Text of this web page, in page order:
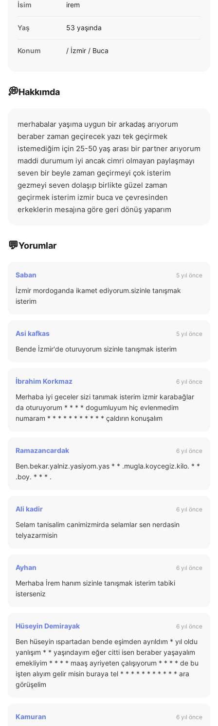
İsim irem
Yaş 53 yaşında
Konum / İzmir / Buca
💭Hakkımda
merhabalar yaşıma uygun bir arkadaş arıyorum
beraber zaman geçirecek yazı tek geçirmek
istemediğim için 25-50 yaş arası bir partner arıyorum
maddi durumum iyi ancak cimri olmayan paylaşmayı
seven bir beyle zaman geçirmeyi çok isterim
gezmeyi seven dolaşıp birlikte güzel zaman
geçirmek isterim izmir buca ve çevresinden
erkeklerin mesajına göre geri dönüş yaparım
💬Yorumlar
Saban 5 yıl önce
İzmir mordoganda ikamet ediyorum.sizinle tanışmak
isterim
Asi kafkas 5 yıl önce
Bende İzmir'de oturuyorum sizinle tanışmak isterim
İbrahim Korkmaz 6 yıl önce
Merhaba iyi geceler sizi tanımak isterim izmir karabağlar
da oturuyorum * * * * dogumluyum hiç evlenmedim
numaram * * * * * * * * * * * çaldırın konuşalım
Ramazancardak 6 yıl önce
Ben.bekar.yalniz.yasiyom.yas * * .mugla.koycegiz.kilo. * *
.boy. * * * .
Ali kadir 6 yıl önce
Selam tanisalim canimizmirda selamlar sen nerdasin
telyazarmisin
Ayhan 6 yıl önce
Merhaba İrem hanım sizinle tanışmak isterim tabiki
isterseniz
Hüseyin Demirayak 6 yıl önce
Ben hüseyin ıspartadan bende eşimden ayrıldım * yıl oldu
yanlışım * * yaşındayım eğer citti isen beraber yaşayalım
emekliyim * * * * maaş ayriyeten çalışıyorum * * * * de bu
işten alıyım gelir misin buraya tel * * * * * * * * * * * ara
görüşelim
Kamuran 6 yıl önce